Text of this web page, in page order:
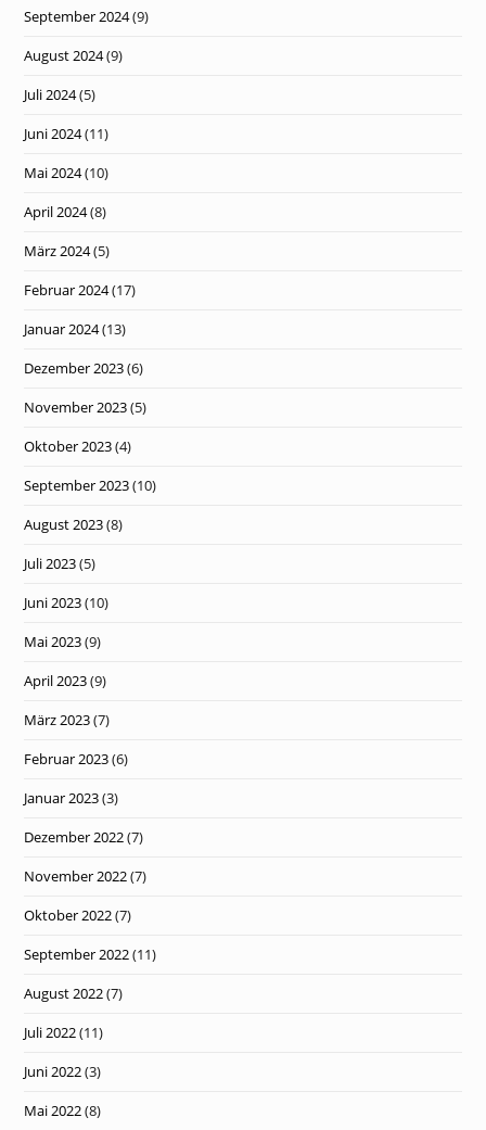
September 2024(9)
August 2024(9)
Juli 2024(5)
Juni 2024(11)
Mai 2024(10)
April 2024(8)
März 2024(5)
Februar 2024(17)
Januar 2024(13)
Dezember 2023(6)
November 2023(5)
Oktober 2023(4)
September 2023(10)
August 2023(8)
Juli 2023(5)
Juni 2023(10)
Mai 2023(9)
April 2023(9)
März 2023(7)
Februar 2023(6)
Januar 2023(3)
Dezember 2022(7)
November 2022(7)
Oktober 2022(7)
September 2022(11)
August 2022(7)
Juli 2022(11)
Juni 2022(3)
Mai 2022(8)